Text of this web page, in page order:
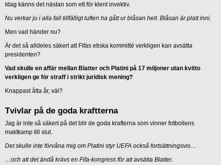
Idag känns det nästan som ett för klent invektiv.
Nu verkar ju i alla fall tillfälligt luften ha gått ur blåsan helt. Blåsan är platt inni.
Men vad händer nu?
Är det så alldeles säkert att Fifas etiska kommitté verkligen kan avsätta
presidenten?
Vad skulle en affär mellan Blatter och Platini på 17 miljoner utan kvitto
verkligen ge för straff i strikt juridisk mening?
Knappast åtta år, väl?
Tvivlar på de goda kraftterna
Jag är inte så säkert på det blir de goda krafterna som vinner fotbollens
maktkamp till slut.
Det skulle inte förvåna mig om Platini styr UEFA också fortsättningsvis…
…och att det ändå krävs en Fifa-kongress för att avsätta Blatter.